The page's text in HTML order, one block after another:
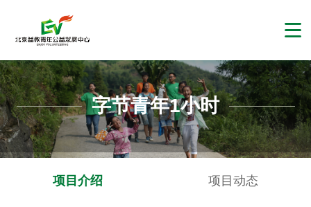
字节青年1小时
项目介绍 项目动态